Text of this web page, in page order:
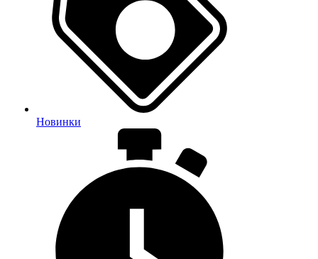
Новинки